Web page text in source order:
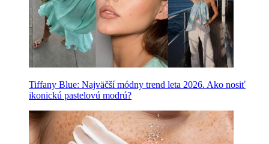
Tiffany Blue: Najväčší módny trend leta 2026. Ako nosiť
ikonickú pastelovú modrú?